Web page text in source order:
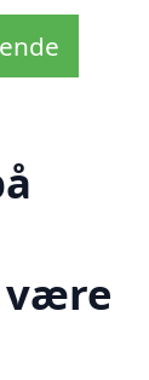
være